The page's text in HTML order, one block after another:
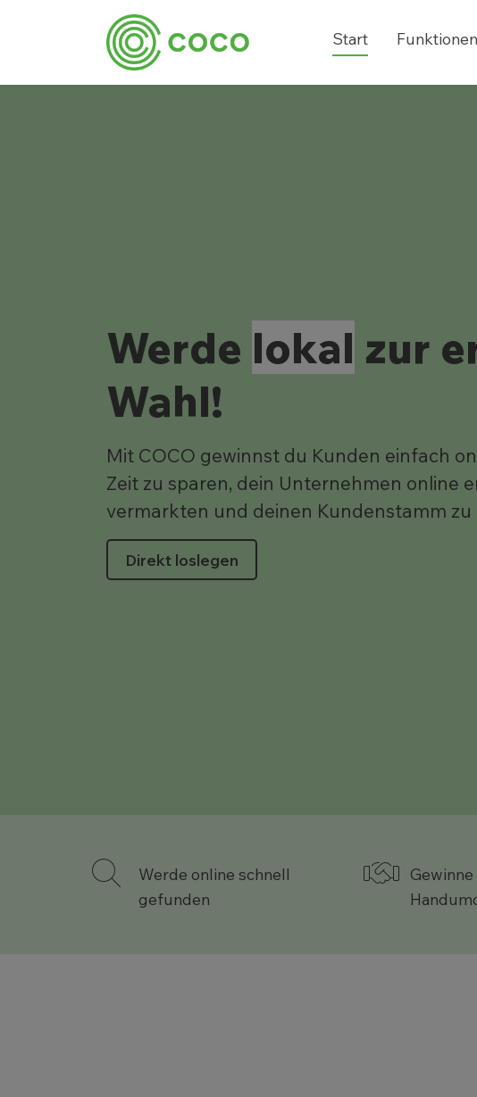
Start Funktionen
Werde lokal zur
Wahl!
Mit COCO gewinnst du Kunden einfach
Zeit zu sparen, dein Unternehmen online
vermarkten und deinen Kundenstamm zu
Direkt loslegen
Werde online schnell
gefunden